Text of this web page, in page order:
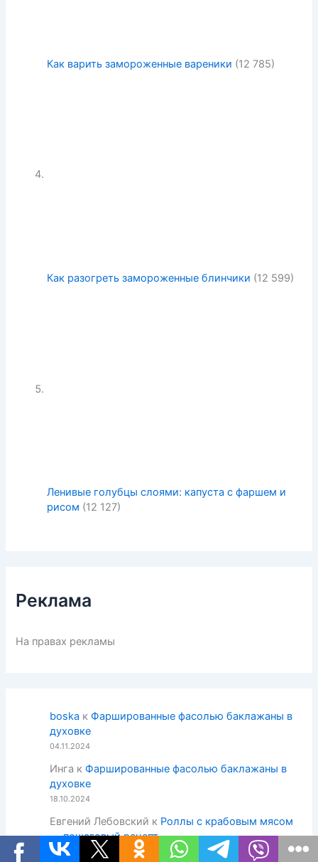
Как варить замороженные вареники (12 785)
Как разогреть замороженные блинчики (12 599)
Ленивые голубцы слоями: капуста с фаршем и
рисом (12 127)
Реклама
На правах рекламы
boska к Фаршированные фасолью баклажаны в
духовке
04.11.2024
Инга к Фаршированные фасолью баклажаны в
духовке
18.10.2024
Евгений Лебовский к Роллы с крабовым мясом
— пошаговый рецепт
14.10.2024